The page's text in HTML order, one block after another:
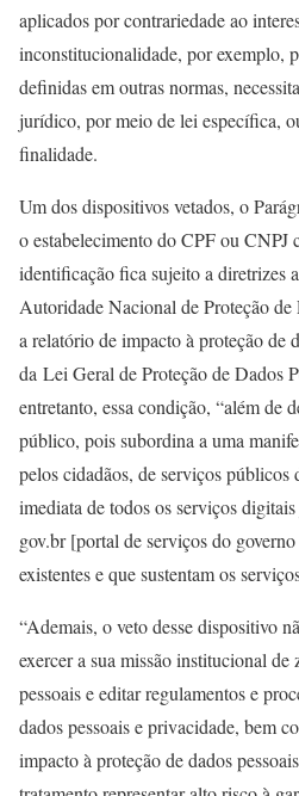
aplicados por contrariedade ao
inconstitucionalidade, por exemplo,
definidas em outras normas,
jurídico, por meio de lei específica,
finalidade.
Um dos dispositivos vetados, o
o estabelecimento do CPF ou CNPJ
identificação fica sujeito a diretrizes
Autoridade Nacional de Proteção
a relatório de impacto à proteção de
da Lei Geral de Proteção de Dados
entretanto, essa condição, “além de
público, pois subordina a uma
pelos cidadãos, de serviços públicos
imediata de todos os serviços
gov.br [portal de serviços do
existentes e que sustentam os
“Ademais, o veto desse dispositivo
exercer a sua missão institucional de
pessoais e editar regulamentos e
dados pessoais e privacidade, bem
impacto à proteção de dados